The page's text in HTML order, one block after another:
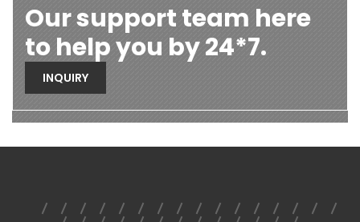
Our support team here
to help you by 24*7.
INQUIRY